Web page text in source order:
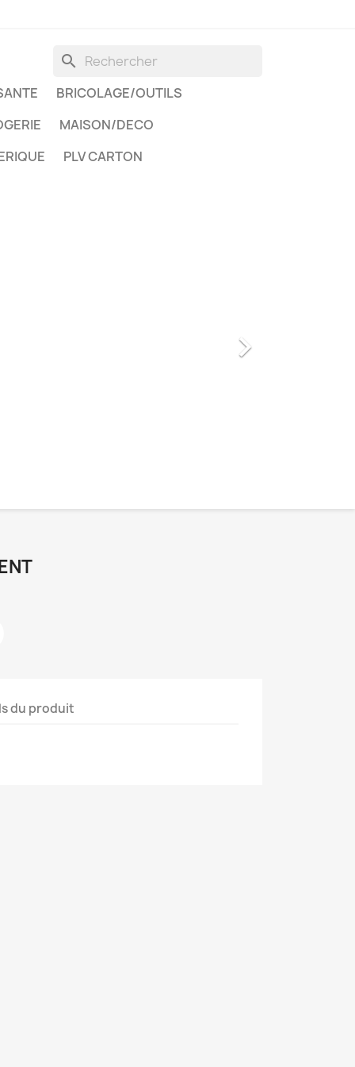
search
BRICOLAGE/OUTILS
MAISON/DECO
PLV CARTON

du produit